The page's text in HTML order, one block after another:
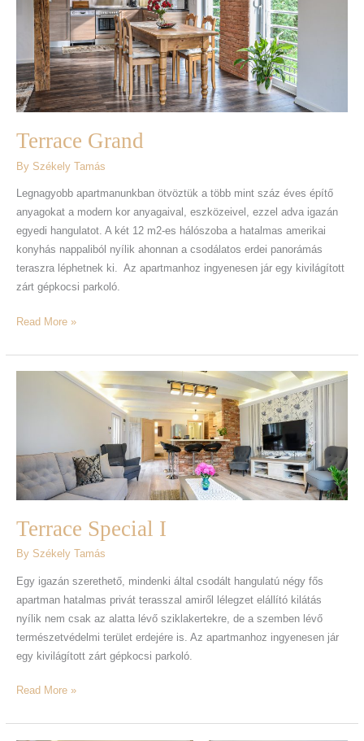
Terrace Grand
By Székely Tamás
Legnagyobb apartmanunkban ötvöztük a több mint száz éves építő
anyagokat a modern kor anyagaival, eszközeivel, ezzel adva igazán
egyedi hangulatot. A két 12 m2-es hálószoba a hatalmas amerikai
konyhás nappaliból nyílik ahonnan a csodálatos erdei panorámás
teraszra léphetnek ki. Az apartmanhoz ingyenesen jár egy kivilágított
zárt gépkocsi parkoló.
Read More »
Terrace Special I
By Székely Tamás
Egy igazán szerethető, mindenki által csodált hangulatú négy fős
apartman hatalmas privát terasszal amiről lélegzet elállító kilátás
nyílik nem csak az alatta lévő sziklakertekre, de a szemben lévő
természetvédelmi terület erdejére is. Az apartmanhoz ingyenesen jár
egy kivilágított zárt gépkocsi parkoló.
Read More »